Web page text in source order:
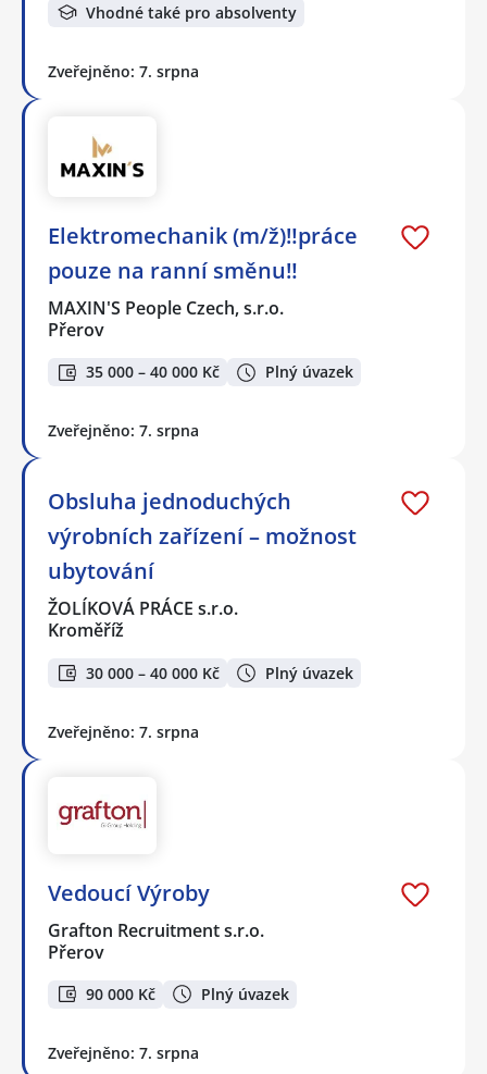
Vhodné také pro absolventy
Zveřejněno: 7. srpna
Elektromechanik (m/ž)‼️práce
pouze na ranní směnu‼️
MAXIN'S People Czech, s.r.o.
Přerov
35 000 – 40 000 Kč Plný úvazek
Zveřejněno: 7. srpna
Obsluha jednoduchých
výrobních zařízení – možnost
ubytování
ŽOLÍKOVÁ PRÁCE s.r.o.
Kroměříž
30 000 – 40 000 Kč Plný úvazek
Zveřejněno: 7. srpna
Vedoucí Výroby
Grafton Recruitment s.r.o.
Přerov
90 000 Kč Plný úvazek
Zveřejněno: 7. srpna